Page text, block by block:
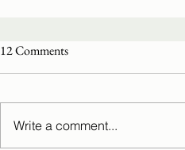
12 Comments
Write a comment...